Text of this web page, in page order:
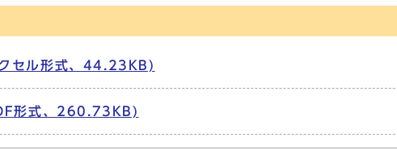
セル形式、44.23KB)
形式、260.73KB)